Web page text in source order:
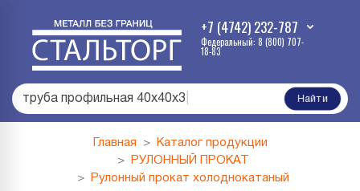
+7 (4742) 232-787
Федеральный: 8 (800) 707-
18-83
труба профильная 40х40х3 Найти
Главная
Каталог продукции
РУЛОННЫЙ ПРОКАТ
Рулонный прокат холоднокатаный